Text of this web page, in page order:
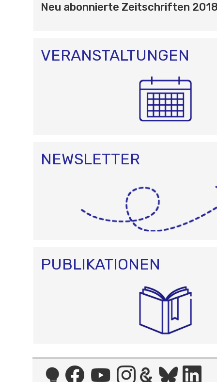
Neu abonnierte Zeitschriften
VERANSTALTUNGEN
NEWSLETTER
PUBLIKATIONEN